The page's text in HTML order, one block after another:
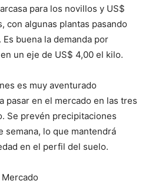
para los novillos y US$
con algunas plantas pasando
buena la demanda por
un eje de US$ 4,00 el kilo.
es muy aventurado
pasar en el mercado en las tres
Se prevén precipitaciones
semana, lo que mantendrá
en el perfil del suelo.